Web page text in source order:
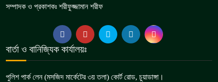
সম্পাদক ও প্রকাশকঃ শরীফুজ্জামান শরীফ
বার্তা ও বানিজ্যিক কার্যালয়ঃ
পুলিশ পার্ক লেন (মসজিদ মার্কেটের ৩য় তলা) কোর্ট রোড, চুয়াডাঙ্গা।